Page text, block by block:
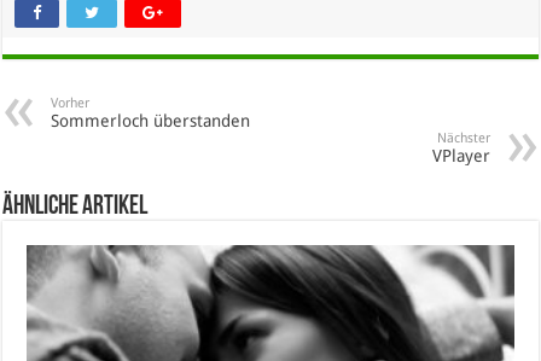
Vorher
Sommerloch überstanden
Nächster
VPlayer
Ähnliche Artikel